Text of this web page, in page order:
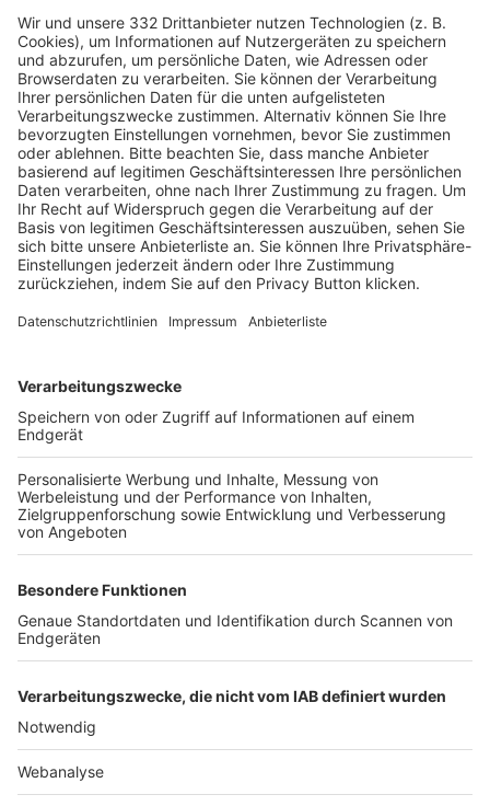
HÄUFIG BESUCHTE SEITEN
Pässe und Vereinswechsel
Trainerausbildung
Schulungsangebot Vereinsmitarbeiter
BFV-Geschäftsstellen
Trainerbörse
Login SpielPlus
FOLGE DEM BFV
TOP-VEREINE
TOP-PARTNER
Nutzungsbedingungen Datenschutz Impressum